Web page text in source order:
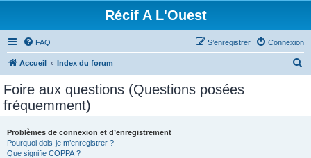
Récif A L'Ouest
FAQ Connexion
S’enregistrer
Accueil Index du forum
Foire aux questions (Questions posées
fréquemment)
Problèmes de connexion et d’enregistrement
Pourquoi dois-je m’enregistrer ?
Que signifie COPPA ?